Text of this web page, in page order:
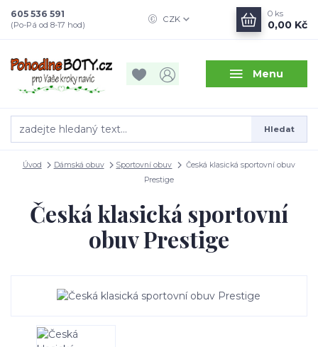
Menu
CZK
Hledat
605 536 591
(Po-Pá od 8-17 hod)
0 ks
0,00 Kč
Úvod Dámská obuv Sportovní obuv
Česká klasická sportovní obuv
Prestige
Česká klasická sportovní
obuv Prestige